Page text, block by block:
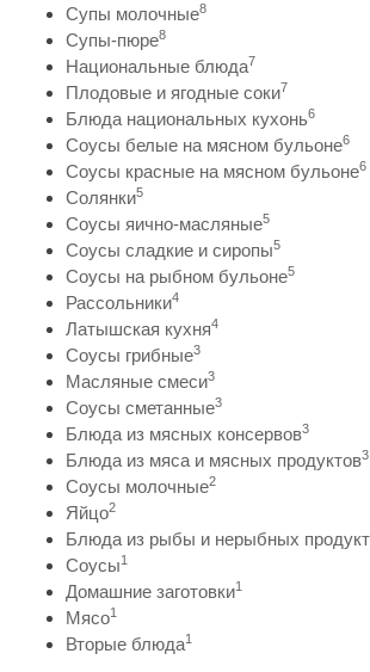
Супы молочные8
Супы-пюре8
Национальные блюда7
Плодовые и ягодные соки7
Блюда национальных кухонь6
Соусы белые на мясном бульоне6
Соусы красные на мясном бульоне6
Солянки5
Соусы яично-масляные5
Соусы сладкие и сиропы5
Соусы на рыбном бульоне5
Рассольники4
Латышская кухня4
Соусы грибные3
Масляные смеси3
Соусы сметанные3
Блюда из мясных консервов3
Блюда из мяса и мясных продуктов3
Соусы молочные2
Яйцо2
Блюда из рыбы и нерыбных
Соусы1
Домашние заготовки1
Мясо1
Вторые блюда1